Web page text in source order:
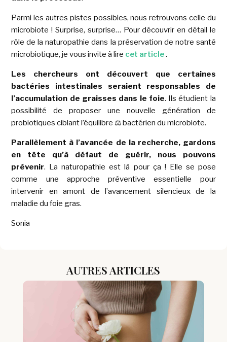
Parmi les autres pistes possibles, nous retrouvons celle du
microbiote ! Surprise, surprise… Pour découvrir en détail le
rôle de la naturopathie dans la préservation de notre santé
microbiotique, je vous invite à lire cet article.
Les chercheurs ont découvert que certaines
bactéries intestinales seraient responsables de
l’accumulation de graisses dans le foie. Ils étudient la
possibilité de proposer une nouvelle génération de
probiotiques ciblant l’équilibre ⚖️bactérien du microbiote.
Parallèlement à l’avancée de la recherche, gardons
en tête qu’à défaut de guérir, nous pouvons
prévenir. La naturopathie est là pour ça ! Elle se pose
comme une approche préventive essentielle pour
intervenir en amont de l’avancement silencieux de la
maladie du foie gras.
Sonia
AUTRES ARTICLES